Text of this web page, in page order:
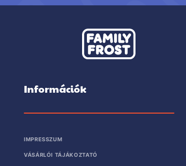
Információk
IMPRESSZUM
VÁSÁRLÓI TÁJÁKOZTATÓ